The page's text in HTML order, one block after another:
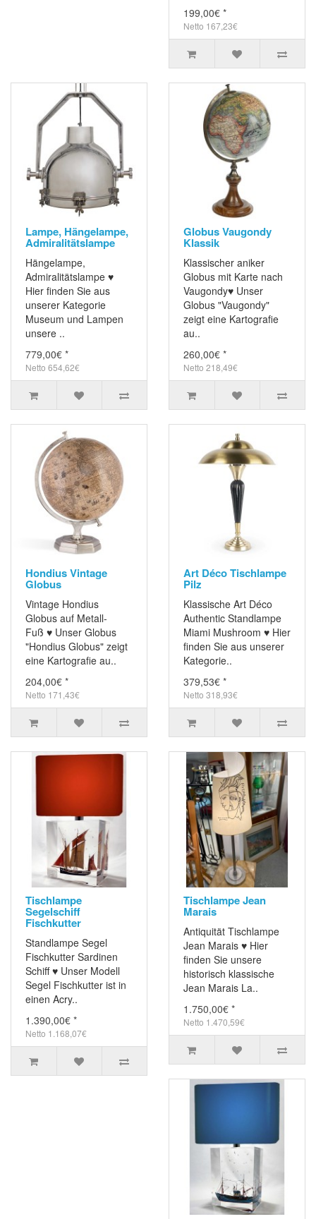
199,00€ *
Netto 167,23€
Lampe, Hängelampe,
Admiralitätslampe
Hängelampe,
Admiralitätslampe ♥
Hier finden Sie aus
unserer Kategorie
Museum und Lampen
unsere ..
779,00€ *
Netto 654,62€
Globus Vaugondy
Klassik
Klassischer aniker
Globus mit Karte nach
Vaugondy♥ Unser
Globus "Vaugondy"
zeigt eine Kartografie
au..
260,00€ *
Netto 218,49€
Hondius Vintage
Globus
Vintage Hondius
Globus auf Metall-
Fuß ♥ Unser Globus
"Hondius Globus" zeigt
eine Kartografie au..
204,00€ *
Netto 171,43€
Art Déco Tischlampe
Pilz
Klassische Art Déco
Authentic Standlampe
Miami Mushroom ♥ Hier
finden Sie aus unserer
Kategorie..
379,53€ *
Netto 318,93€
Tischlampe
Segelschiff
Fischkutter
Standlampe Segel
Fischkutter Sardinen
Schiff ♥ Unser Modell
Segel Fischkutter ist in
einen Acry..
1.390,00€ *
Netto 1.168,07€
Tischlampe Jean
Marais
Antiquität Tischlampe
Jean Marais ♥ Hier
finden Sie unsere
historisch klassische
Jean Marais La..
1.750,00€ *
Netto 1.470,59€